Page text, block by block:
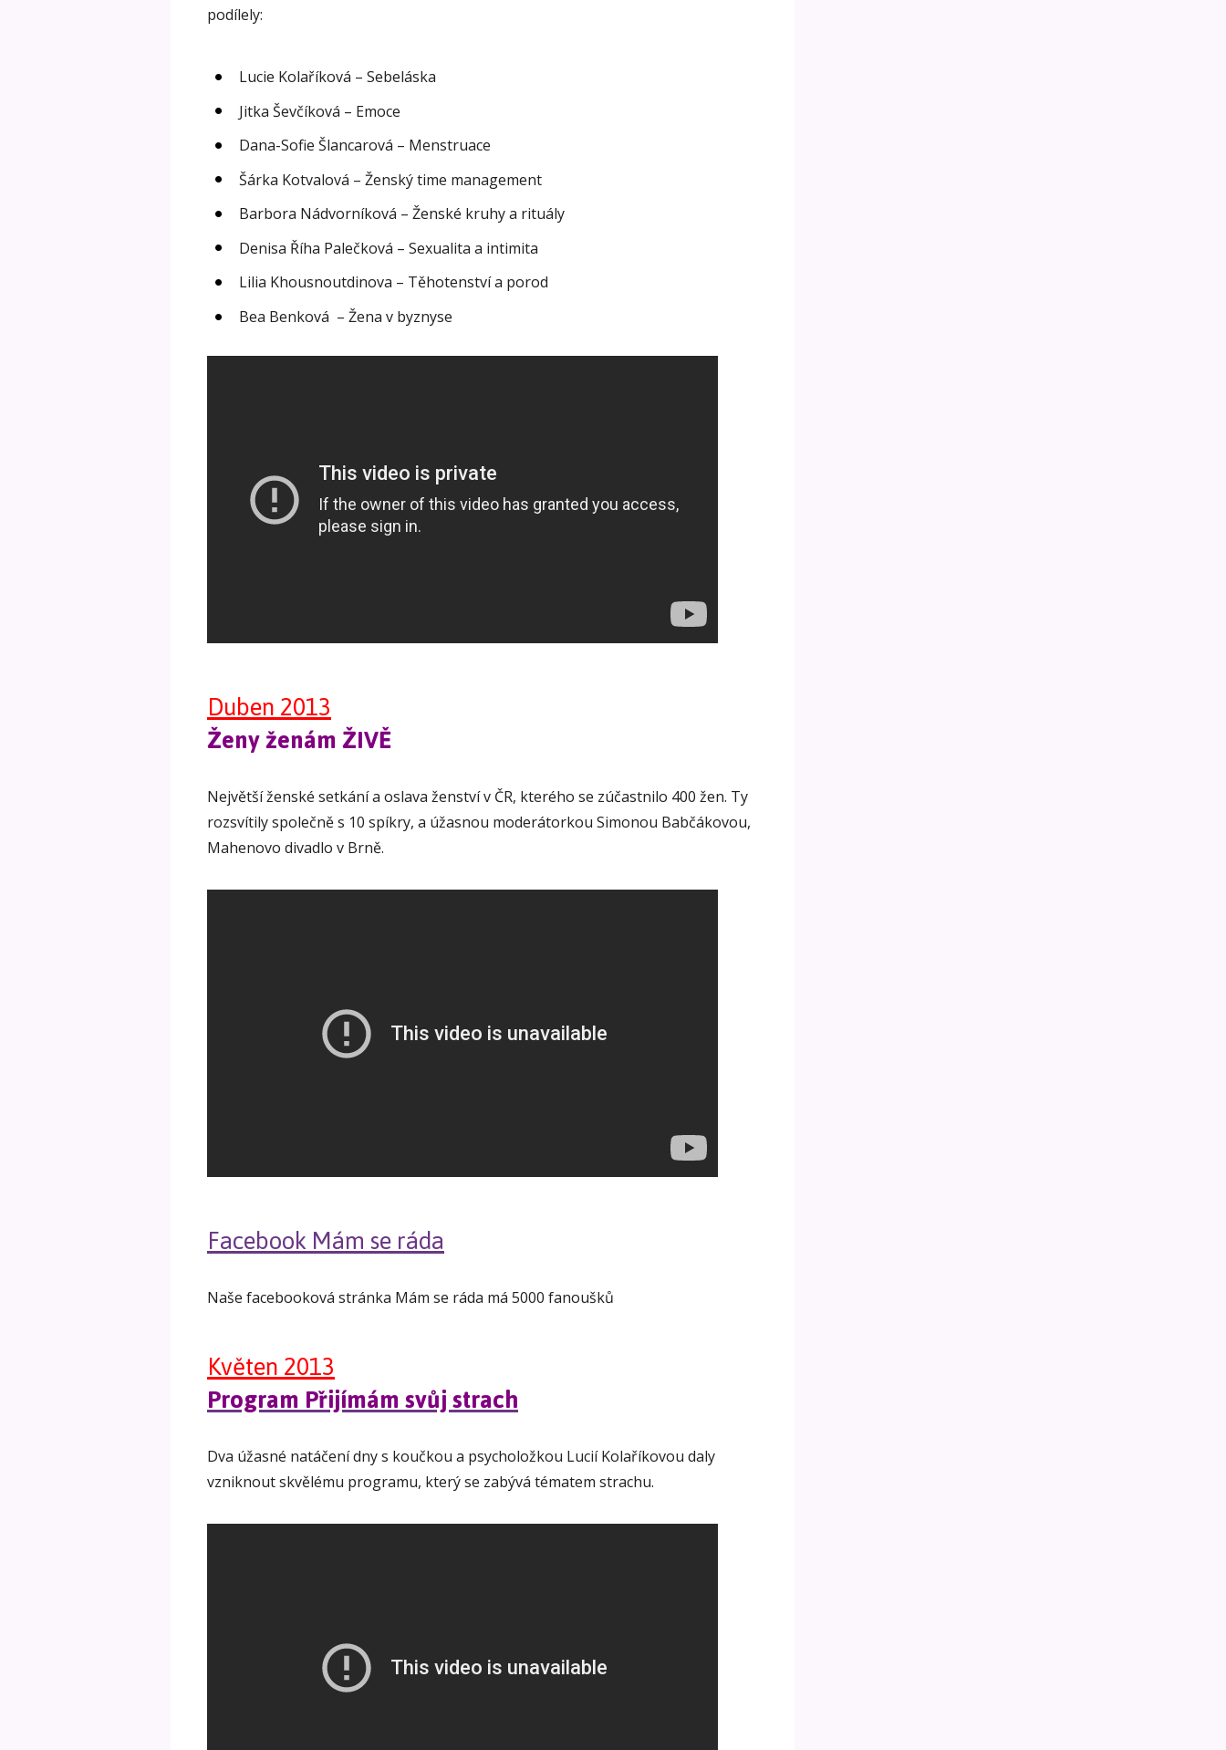
podílely:
Lucie Kolaříková – Sebeláska
Jitka Ševčíková – Emoce
Dana-Sofie Šlancarová – Menstruace
Šárka Kotvalová – Ženský time management
Barbora Nádvorníková – Ženské kruhy a rituály
Denisa Říha Palečková – Sexualita a intimita
Lilia Khousnoutdinova – Těhotenství a porod
Bea Benková – Žena v byznyse
Duben 2013
Ženy ženám ŽIVĚ
Největší ženské setkání a oslava ženství v ČR, kterého se zúčastnilo 400 žen. Ty
rozsvítily společně s 10 spíkry, a úžasnou moderátorkou Simonou Babčákovou,
Mahenovo divadlo v Brně.
Facebook Mám se ráda
Naše facebooková stránka Mám se ráda má 5000 fanoušků
Květen 2013
Program Přijímám svůj strach
Dva úžasné natáčení dny s koučkou a psycholožkou Lucií Kolaříkovou daly
vzniknout skvělému programu, který se zabývá tématem strachu.